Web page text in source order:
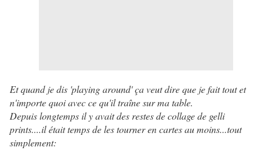
Et quand je dis 'playing around' ça veut dire que je fait tout et
n'importe quoi avec ce qu'il traîne sur ma table.
Depuis longtemps il y avait des restes de collage de gelli
prints....il était temps de les tourner en cartes au moins...tout
simplement: